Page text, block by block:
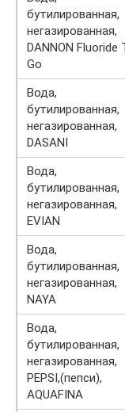
бутилированная,
негазированная,
DANNON Fluoride
Go
Вода,
бутилированная,
негазированная,
DASANI
Вода,
бутилированная,
негазированная,
EVIAN
Вода,
бутилированная,
негазированная,
NAYA
Вода,
бутилированная,
негазированная,
PEPSI,(пепси),
AQUAFINA